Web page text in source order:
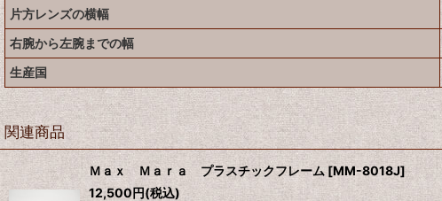
片方レンズの横幅
右腕から左腕までの幅
生産国
関連商品
Ｍａｘ Ｍａｒａ プラスチックフレーム [MM-8018J]
12,500円(税込)